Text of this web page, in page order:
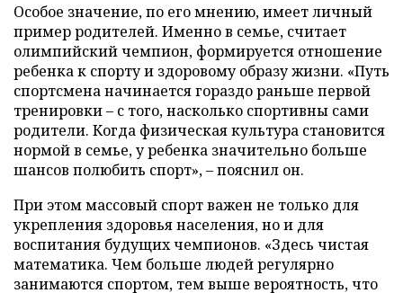
Особое значение, по его мнению, имеет личный
пример родителей. Именно в семье, считает
олимпийский чемпион, формируется отношение
ребенка к спорту и здоровому образу жизни. «Путь
спортсмена начинается гораздо раньше первой
тренировки – с того, насколько спортивны сами
родители. Когда физическая культура становится
нормой в семье, у ребенка значительно больше
шансов полюбить спорт», – пояснил он.
При этом массовый спорт важен не только для
укрепления здоровья населения, но и для
воспитания будущих чемпионов. «Здесь чистая
математика. Чем больше людей регулярно
занимаются спортом, тем выше вероятность, что